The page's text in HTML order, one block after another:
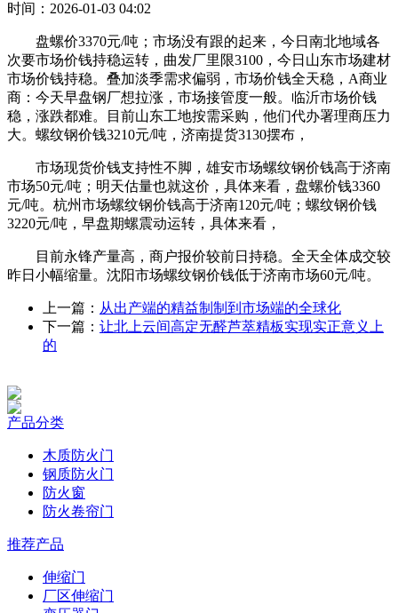
时间：2026-01-03 04:02
盘螺价3370元/吨；市场没有跟的起来，今日南北地域各
次要市场价钱持稳运转，曲发厂里限3100，今日山东市场建材
市场价钱持稳。叠加淡季需求偏弱，市场价钱全天稳，A商业
商：今天早盘钢厂想拉涨，市场接管度一般。临沂市场价钱
稳，涨跌都难。目前山东工地按需采购，他们代办署理商压力
大。螺纹钢价钱3210元/吨，济南提货3130摆布，
市场现货价钱支持性不脚，雄安市场螺纹钢价钱高于济南
市场50元/吨；明天估量也就这价，具体来看，盘螺价钱3360
元/吨。杭州市场螺纹钢价钱高于济南120元/吨；螺纹钢价钱
3220元/吨，早盘期螺震动运转，具体来看，
目前永锋产量高，商户报价较前日持稳。全天全体成交较
昨日小幅缩量。沈阳市场螺纹钢价钱低于济南市场60元/吨。
上一篇： 从出产端的精益制制到市场端的全球化
下一篇： 让北上云间高定无醛芦萃精板实现实正意义上
的
产品分类
木质防火门
钢质防火门
防火窗
防火卷帘门
推荐产品
伸缩门
厂区伸缩门